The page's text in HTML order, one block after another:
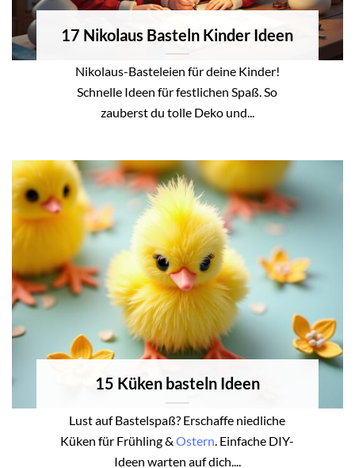
17 Nikolaus Basteln Kinder Ideen
Nikolaus-Basteleien für deine Kinder!
Schnelle Ideen für festlichen Spaß. So
zauberst du tolle Deko und...
15 Küken basteln Ideen
Lust auf Bastelspaß? Erschaffe niedliche
Küken für Frühling &Ostern . Einfache DIY-
Ideen warten auf dich....